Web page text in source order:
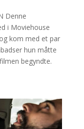
Denne
i Moviehouse
kom med et par
hun måtte
begyndte.